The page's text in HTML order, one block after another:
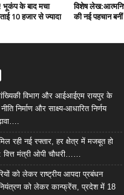
भूकंप के बाद मचा
10 हजार से ज्यादा
विशेष
की नई पहचान
विभाग और आईआईएम रायपुर के
निर्माण और साक्ष्य-आधारित निर्णय
रही नई रफ्तार, हर क्षेत्र में मजबूत हो
मंत्री ओपी चौधरी……
को लेकर राष्ट्रीय आपदा प्रबंधन
नियंत्रण को लेकर कान्फ्रेंस, प्रदेश में 18